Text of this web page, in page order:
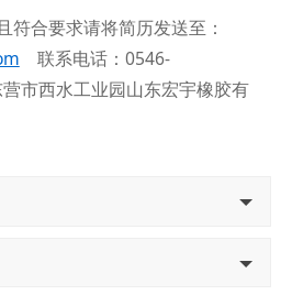
符合要求请将简历发送至：
联系电话：0546-
市西水工业园山东宏宇橡胶有